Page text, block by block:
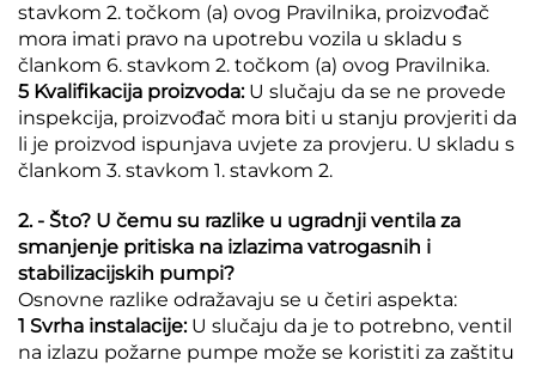
stavkom 2. točkom (a) ovog Pravilnika, proizvođač
mora imati pravo na upotrebu vozila u skladu s
člankom 6. stavkom 2. točkom (a) ovog Pravilnika.
5 Kvalifikacija proizvoda: U slučaju da se ne provede
inspekcija, proizvođač mora biti u stanju provjeriti da
li je proizvod ispunjava uvjete za provjeru. U skladu s
člankom 3. stavkom 1. stavkom 2.
2. - Što? U čemu su razlike u ugradnji ventila za
smanjenje pritiska na izlazima vatrogasnih i
stabilizacijskih pumpi?
Osnovne razlike odražavaju se u četiri aspekta:
1 Svrha instalacije: U slučaju da je to potrebno, ventil
na izlazu požarne pumpe može se koristiti za zaštitu